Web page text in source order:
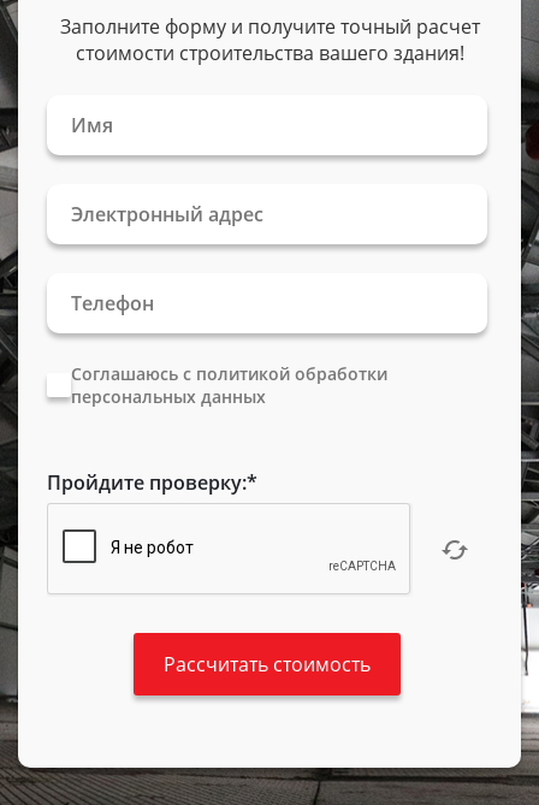
Заполните форму и получите точный расчет
стоимости строительства вашего здания!
Соглашаюсь с политикой обработки
персональных данных
Пройдите проверку:*